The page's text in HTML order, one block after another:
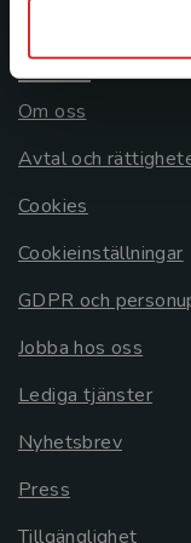
Allmänna
Om oss
Avtal och
Cookies
Cookieinställningar
GDPR och
Jobba hos oss
Lediga tjänster
Nyhetsbrev
Press
Tillgänglighet